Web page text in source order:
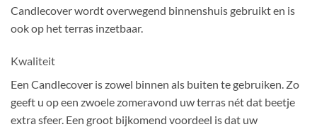
Candlecover wordt overwegend binnenshuis gebruikt en is
ook op het terras inzetbaar.
Kwaliteit
Een Candlecover is zowel binnen als buiten te gebruiken. Zo
geeft u op een zwoele zomeravond uw terras nét dat beetje
extra sfeer. Een groot bijkomend voordeel is dat uw